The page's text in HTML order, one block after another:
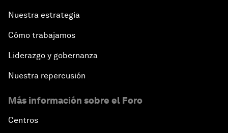
Nuestra estrategia
Cómo trabajamos
Liderazgo y gobernanza
Nuestra repercusión
Más información sobre el Foro
Centros